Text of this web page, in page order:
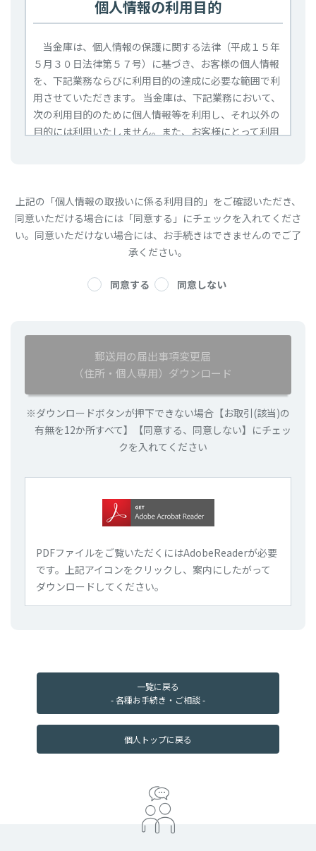
個人情報の利用目的
当金庫は、個人情報の保護に関する法律（平成１５年
５月３０日法律第５７号）に基づき、お客様の個人情報
を、下記業務ならびに利用目的の達成に必要な範囲で利
用させていただきます。 当金庫は、下記業務において、
次の利用目的のために個人情報等を利用し、それ以外の
目的には利用いたしません。また、お客様にとって利用
供が求められた場合等を除いて、個人情報を第三者に開
示・提供することはございません。
記
・当金庫は、あらかじめ利用の目的を明確にして個人情
ら、お客様の住所・氏名・電話番号、性別、生年月日な
どの個人情報の取得に加えて、融資のお申込の際には、
資産、年収、勤務先、勤続年数、ご家族情報、金融機関
でのお借入れ状況など、金融商品をお勧めする際には、
投資に関する知識・ご経験、資産状況、年収などを確認
させていただくことがあります。
①預金口座のご新規申込書等、お客様にご記入・ご提
②営業店窓口係や得意先係等が口頭でお客様から取得
事項
④電子交換所等の共同利用者や個人信用情報機関等の
第三者から提供される事項
個人情報等を利用し、それ以外の目的には利用いたしま
せん。個人番号については、法令等で定められた範囲内
でのみ利用します。また、お客様にとって利用目的が明
確になるよう具体的に定めるとともに、取得の場面に応
じ、利用目的を限定するよう努めます。
三者に開示・提供することはございません。
Ａ．個人情報（個人番号を含む場合を除きます）の利用
上記の「個人情報の取扱いに係る利用目的」をご確認いただき、
同意いただける場合には「同意する」にチェックを入れてくださ
い。 同意いただけない場合には、お手続きはできませんのでご了
承ください。
同意する 同意しない
郵送用の届出事項変更届
（住所・個人専用）ダウンロード
※ダウンロードボタンが押下できない場合【お取引(該当)の
有無を12か所すべて】【同意する、同意しない】にチェッ
クを入れてください
PDFファイルをご覧いただくにはAdobeReaderが必要
です。
上記アイコンをクリックし、案内にしたがって
ダウンロードしてください。
一覧に戻る
- 各種お手続き・ご相談 -
個人トップに戻る